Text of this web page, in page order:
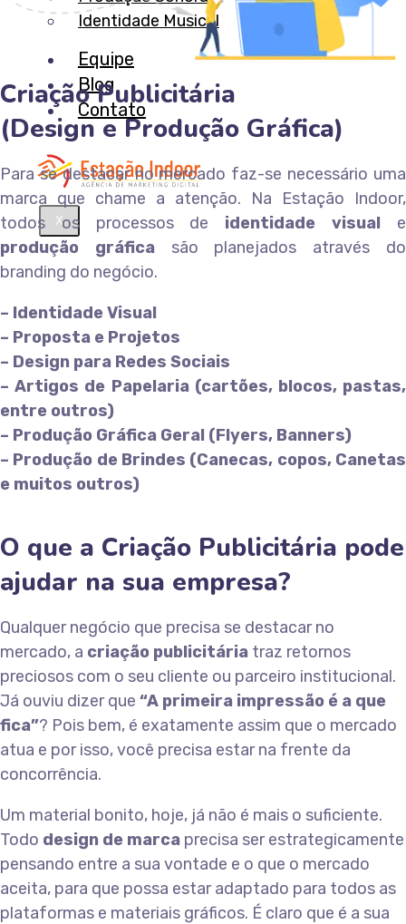
Identidade Musical
Equipe
Blog
Contato
X
Criação Publicitária
(Design e Produção Gráfica)
Para se destacar no mercado faz-se necessário uma
marca que chame a atenção. Na Estação Indoor,
todos os processos de identidade visual e
produção gráficasão planejados através do
branding do negócio.
– Identidade Visual
– Proposta e Projetos
– Design para Redes Sociais
– Artigos de Papelaria (cartões, blocos, pastas,
entre outros)
– Produção Gráfica Geral (Flyers, Banners)
– Produção de Brindes (Canecas, copos, Canetas
e muitos outros)
O que a Criação Publicitária pode
ajudar na sua empresa?
Qualquer negócio que precisa se destacar no
mercado, a criação publicitária traz retornos
preciosos com o seu cliente ou parceiro institucional.
Já ouviu dizer que “A primeira impressão é a que
fica”? Pois bem, é exatamente assim que o mercado
atua e por isso, você precisa estar na frente da
concorrência.
Um material bonito, hoje, já não é mais o suficiente.
Todo design de marca precisa ser estrategicamente
pensando entre a sua vontade e o que o mercado
aceita, para que possa estar adaptado para todos as
plataformas e materiais gráficos. É claro que é a sua